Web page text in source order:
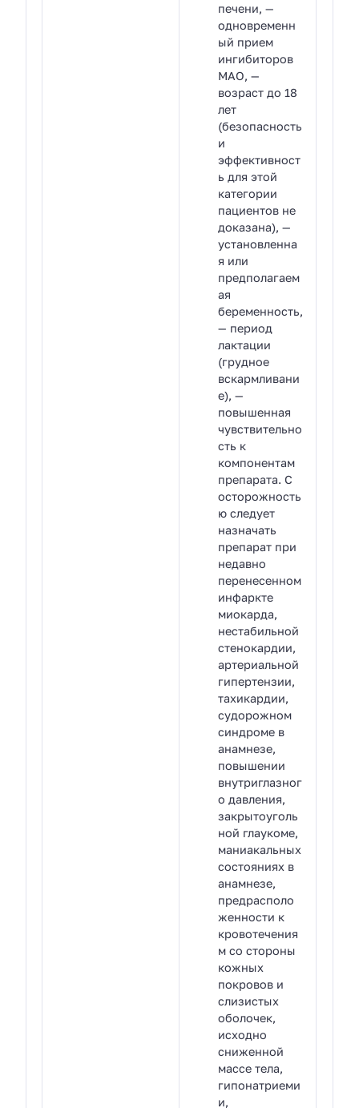
печени, —
одновременн
ый прием
ингибиторов
МАО, —
возраст до 18
лет
(безопасность
и
эффективност
ь для этой
категории
пациентов не
доказана), —
установленна
я или
предполагаем
ая
беременность,
— период
лактации
(грудное
вскармливани
е), —
повышенная
чувствительно
сть к
компонентам
препарата. С
осторожность
ю следует
назначать
препарат при
недавно
перенесенном
инфаркте
миокарда,
нестабильной
стенокардии,
артериальной
гипертензии,
тахикардии,
судорожном
синдроме в
анамнезе,
повышении
внутриглазног
о давления,
закрытоуголь
ной глаукоме,
маниакальных
состояниях в
анамнезе,
предрасполо
женности к
кровотечения
м со стороны
кожных
покровов и
слизистых
оболочек,
исходно
сниженной
массе тела,
гипонатриеми
и,